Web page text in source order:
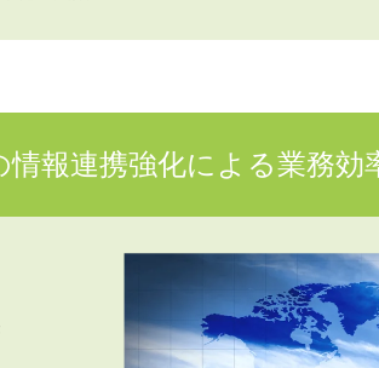
情報連携強化による業務効